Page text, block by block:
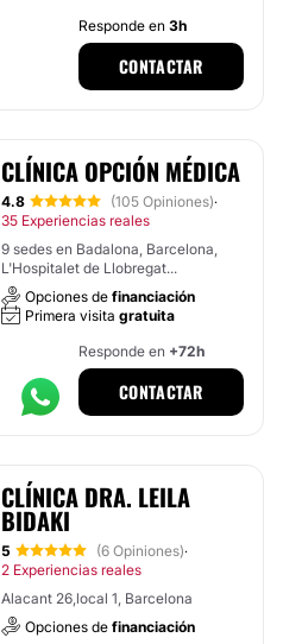
Responde en 3h
CONTACTAR
CLÍNICA OPCIÓN MÉDICA
4.8 (105 Opiniones)·
35 Experiencias reales
9 sedes en Badalona, Barcelona,
L'Hospitalet de Llobregat...
Opciones de financiación
Primera visita gratuita
Responde en +72h
CONTACTAR
CLÍNICA DRA. LEILA
BIDAKI
5 (6 Opiniones)·
2 Experiencias reales
Alacant 26,local 1, Barcelona
Opciones de financiación